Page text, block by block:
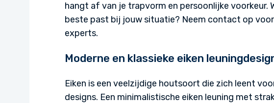
hangt af van je trapvorm en persoonlijke voorkeur.
beste past bij jouw situatie? Neem contact op
experts.
Moderne en klassieke eiken
Eiken is een veelzijdige houtsoort die zich leent
designs. Een minimalistische eiken leuning met